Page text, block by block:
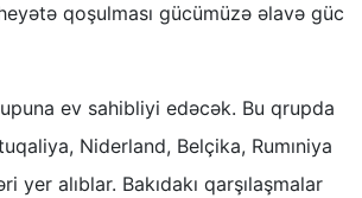
qoşulması gücümüzə əlavə güc
ev sahibliyi edəcək. Bu qrupda
Niderland, Belçika, Rumıniya
yer alıblar. Bakıdakı qarşılaşmalar